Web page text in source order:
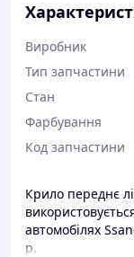
Виробник
Тип запчастини
Стан
Фарбування
Код запчастини
Крило переднє
автомобілях
р.